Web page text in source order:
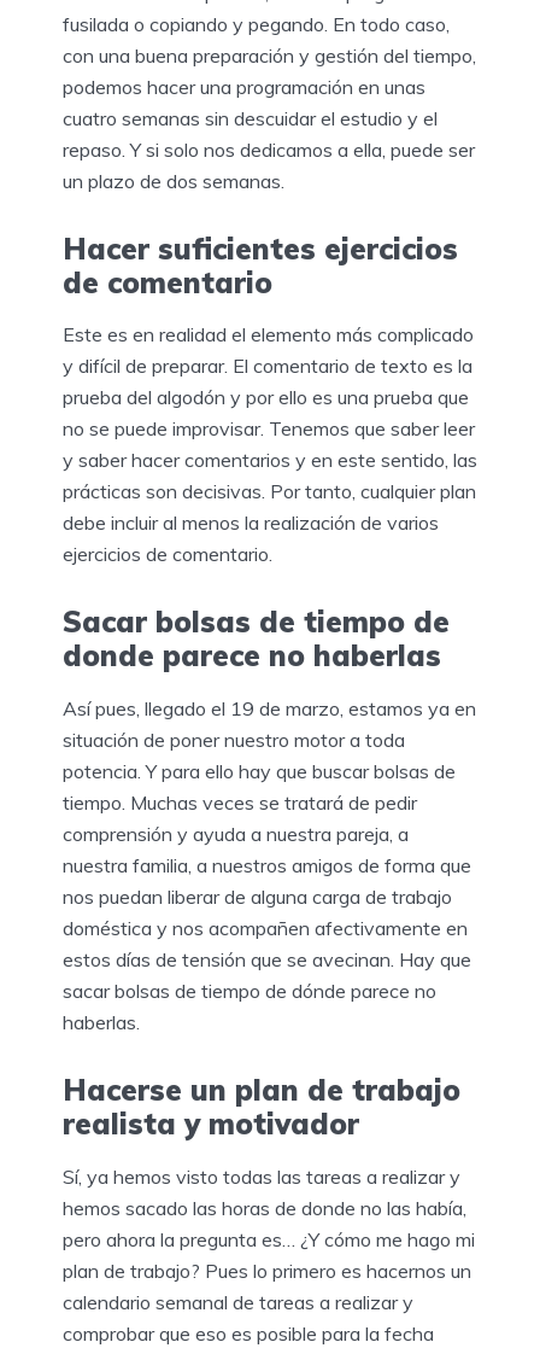
fusilada o copiando y pegando. En todo caso,
con una buena preparación y gestión del tiempo,
podemos hacer una programación en unas
cuatro semanas sin descuidar el estudio y el
repaso. Y si solo nos dedicamos a ella, puede ser
un plazo de dos semanas.
Hacer suficientes ejercicios
de comentario
Este es en realidad el elemento más complicado
y difícil de preparar. El comentario de texto es la
prueba del algodón y por ello es una prueba que
no se puede improvisar. Tenemos que saber leer
y saber hacer comentarios y en este sentido, las
prácticas son decisivas. Por tanto, cualquier plan
debe incluir al menos la realización de varios
ejercicios de comentario.
Sacar bolsas de tiempo de
donde parece no haberlas
Así pues, llegado el 19 de marzo, estamos ya en
situación de poner nuestro motor a toda
potencia. Y para ello hay que buscar bolsas de
tiempo. Muchas veces se tratará de pedir
comprensión y ayuda a nuestra pareja, a
nuestra familia, a nuestros amigos de forma que
nos puedan liberar de alguna carga de trabajo
doméstica y nos acompañen afectivamente en
estos días de tensión que se avecinan. Hay que
sacar bolsas de tiempo de dónde parece no
haberlas.
Hacerse un plan de trabajo
realista y motivador
Sí, ya hemos visto todas las tareas a realizar y
hemos sacado las horas de donde no las había,
pero ahora la pregunta es… ¿Y cómo me hago mi
plan de trabajo? Pues lo primero es hacernos un
calendario semanal de tareas a realizar y
comprobar que eso es posible para la fecha